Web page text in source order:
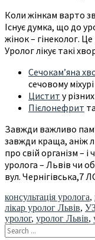
Коли жінкам варто
Існує думка, що до
жінок – гінеколог.
Уролог лікує такі
Сечокам’яна
сечовому міхурі
Цистит у
Пієлонефрит
Завжди важливо
завжди краща, аніж
про свій організм – і
уролога – Львів чи
вул. Чернігівська,7
консультація уролога,
лікар уролог Львів,
уролог, уролог Львів,